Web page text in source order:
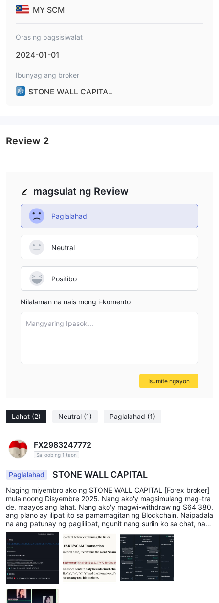
MY SCM
Oras ng pagsisiwalat
2024-01-01
Ibunyag ang broker
STONE WALL CAPITAL
Lahat (2) Neutral (1) Paglalahad (1)
FX2983247772
Sa loob ng 1 taon
Paglalahad STONE WALL CAPITAL
Naging miyembro ako ng STONE WALL CAPITAL [Forex broker]
mula noong Disyembre 2025. Nang ako'y magsimulang mag-tra
de, maayos ang lahat. Nang ako'y magwi-withdraw ng $64,380,
ang plano ay ilipat ito sa pamamagitan ng Blockchain. Naipadala
na ang patunay ng paglilipat, ngunit nang suriin ko sa chat, nagi
ng Panloloko pala ito. At mula sa Blockchain, hiningi rin nilang ilip
at ang Bayad sa Gas na $15,000, at ito rin ay isang Panloloko. N
ang ireport ko ito sa FCA London, ang konklusyon ay nakipagtul
ungan ang STONE WALL CAPITAL sa isang pekeng Blockchain u
pang linlangin ang mga trader... HUWAG MAG-INVEST SA STON
E WALL CAPITAL. Ireport ito sa FCA London, Action Fraud Londo
n, Embahada ng Indonesia sa London, at Indonesian Cyber Polic
e. Ikinakabit ko rin ang mga mukha ng mga empleyado ng STO
NE WALL CAPITAL.
magsulat ng Review
Paglalahad
Neutral
Positibo
Nilalaman na nais mong i-komento
Mangyaring Ipasok...
Isumite ngayon
Review 2